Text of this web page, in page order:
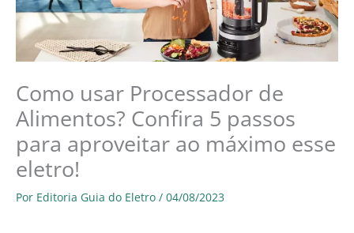
Como usar Processador de
Alimentos? Confira 5 passos
para aproveitar ao máximo esse
eletro!
Por Editoria Guia do Eletro / 04/08/2023